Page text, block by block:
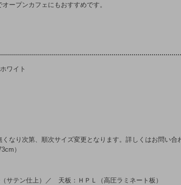
ープンカフェにもおすすめです。
ワイト
なり次第、順次サイズ変更となります。詳しくはお問い合
）
サテン仕上）／ 天板：ＨＰＬ（高圧ラミネート板）